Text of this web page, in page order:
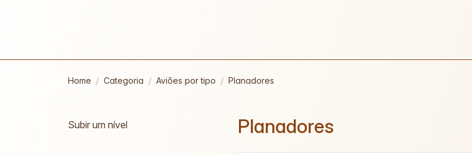
Home Categoria Aviões por tipo Planadores
Subir um nível Planadores